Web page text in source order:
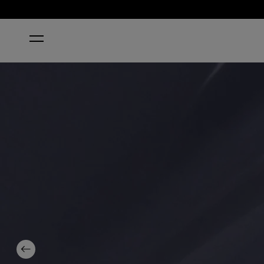
Previous